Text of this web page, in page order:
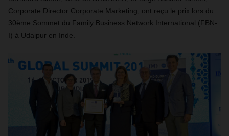
Corporate Director Corporate Marketing, ont reçu le prix lors du
30ème Sommet du Family Business Network International (FBN-
I) à Udaipur en Inde.